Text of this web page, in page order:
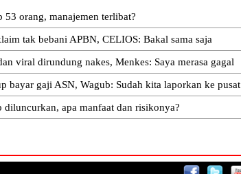
53 orang, manajemen terlibat?
tak bebani APBN, CELIOS: Bakal sama saja
viral dirundung nakes, Menkes: Saya merasa gagal
bayar gaji ASN, Wagub: Sudah kita laporkan ke pusat
apa manfaat dan risikonya?